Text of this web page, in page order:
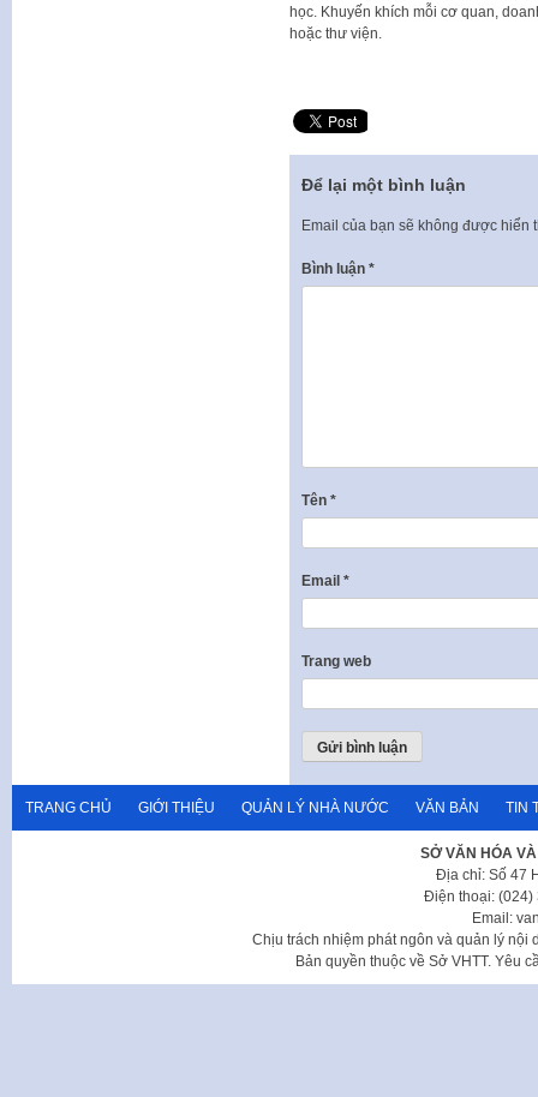
học. Khuyến khích mỗi cơ quan,
hoặc thư viện.
Để lại một bình luận
Email của bạn sẽ không được hiển
Bình luận *
Tên *
Email *
Trang web
TRANG CHỦ GIỚI THIỆU QUẢN LÝ NHÀ NƯỚC VĂN BẢN TIN
SỞ VĂN HÓA
Địa chỉ: Số 47
Điện thoại: (024)
Email:
Chịu trách nhiệm phát ngôn và quản lý nội
Bản quyền thuộc về Sở VHTT. Yêu